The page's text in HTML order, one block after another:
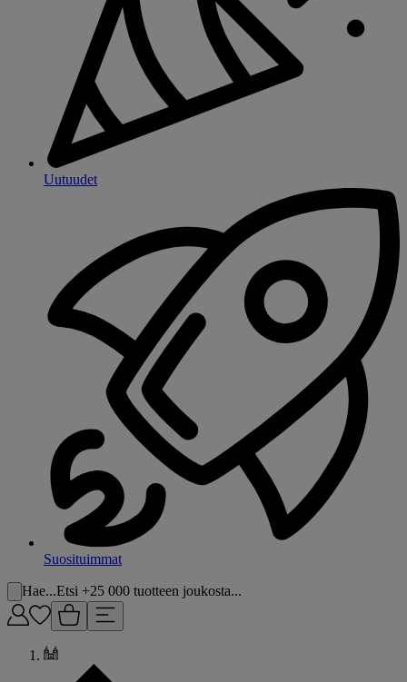
Uutuudet
Suosituimmat
Hae...Etsi +25 000 tuotteen joukosta...